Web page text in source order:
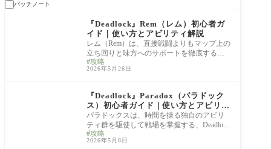
パッチノート
『Deadlock』Rem（レム）初心者ガ
イド｜使い方とアビリティ解説
レム（Rem）は、直接戦闘よりもマップ上の
立ち回りと味方へのサポートを徹底するこ
とで真価を発揮する、Deadlockで最も個性的
なサポ
攻略
2026年5月26日
『Deadlock』Paradox（パラドック
ス）初心者ガイド｜使い方とアビリテ
ィ解説
パラドックスは、時間を操る独自のアビリ
ティ群を駆使して戦場を掌握する、Deadlock
屈指のハイスキルヒーローです。 「パルス
グレネ
攻略
2026年5月8日